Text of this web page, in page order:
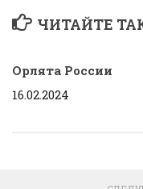
ЧИТАЙТЕ
Орлята России
16.02.2024